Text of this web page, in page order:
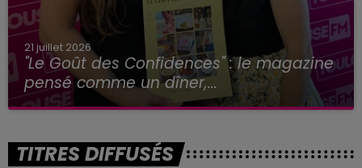
21 juillet 2026
"Le Goût des Confidences" : le magazine
pensé comme un dîner,...
TITRES DIFFUSÉS